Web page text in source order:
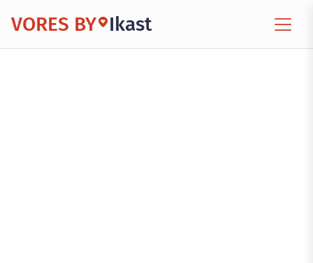
VORES BY Ikast